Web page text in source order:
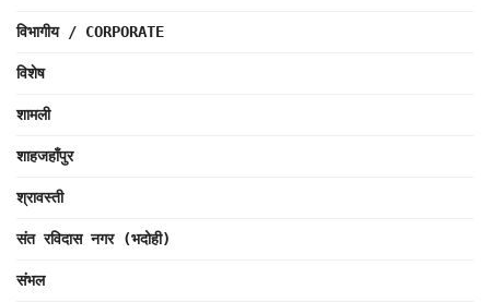
विभागीय / CORPORATE
विशेष
शामली
शाहजहाँपुर
श्रावस्ती
संत रविदास नगर (भदोही)
संभल